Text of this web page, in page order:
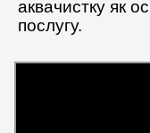
аквачистку як
послугу.